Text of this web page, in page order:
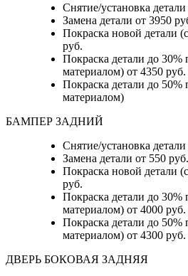
Снятие/установка
Замена детали от 3950
Покраска новой детали
руб.
Покраска детали до 30%
материалом) от 4350 руб.
Покраска детали до 50%
материалом)
БАМПЕР ЗАДНИЙ
Снятие/установка детали
Замена детали от 550 руб.
Покраска новой детали
руб.
Покраска детали до 30%
материалом) от 4000 руб.
Покраска детали до 50%
материалом) от 4300 руб.
ДВЕРЬ БОКОВАЯ ЗАДНЯЯ